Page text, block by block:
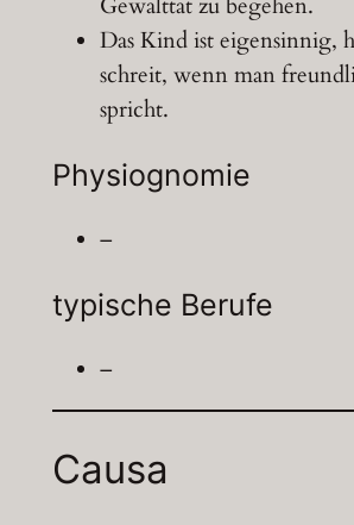
Das Kind ist eigensinnig,
schreit, wenn man
spricht.
Physiognomie
–
typische Berufe
–
Causa